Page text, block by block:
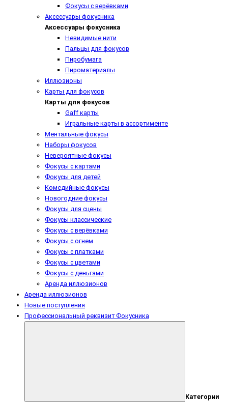
Фокусы с верёвками
Аксессуары фокусника
Аксессуары фокусника
Невидимые нити
Пальцы для фокусов
Пиробумага
Пироматериалы
Иллюзионы
Карты для фокусов
Карты для фокусов
Gaff карты
Игральные карты в ассортименте
Ментальные фокусы
Наборы фокусов
Невероятные фокусы
Фокусы с картами
Фокусы для детей
Комедийные фокусы
Новогодние фокусы
Фокусы для сцены
Фокусы классические
Фокусы с верёвками
Фокусы с огнем
Фокусы с платками
Фокусы с цветами
Фокусы с деньгами
Аренда иллюзионов
Аренда иллюзионов
Новые поступления
Профессиональный реквизит Фокусника
Категории